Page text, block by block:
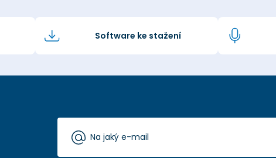
Software ke stažení